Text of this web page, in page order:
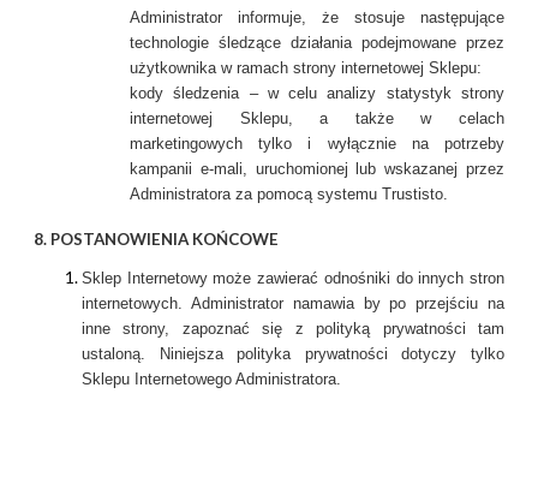
Administrator informuje, że stosuje następujące
technologie śledzące działania podejmowane przez
użytkownika w ramach strony internetowej Sklepu:
kody śledzenia – w celu analizy statystyk strony
internetowej Sklepu, a także w celach
marketingowych tylko i wyłącznie na potrzeby
kampanii e-mali, uruchomionej lub wskazanej przez
Administratora za pomocą systemu Trustisto.
8. POSTANOWIENIA KOŃCOWE
Sklep Internetowy może zawierać odnośniki do innych stron
internetowych. Administrator namawia by po przejściu na
inne strony, zapoznać się z polityką prywatności tam
ustaloną. Niniejsza polityka prywatności dotyczy tylko
Sklepu Internetowego Administratora.